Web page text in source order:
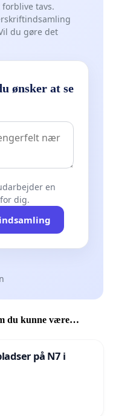
tavs.
du gøre det
ønsker at se
en
dig.
du kunne være
på N7 i